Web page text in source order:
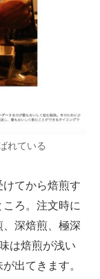
れている
てから焙煎す
ろ。注文時に
深焙煎、極深
は焙煎が浅い
出てきます。